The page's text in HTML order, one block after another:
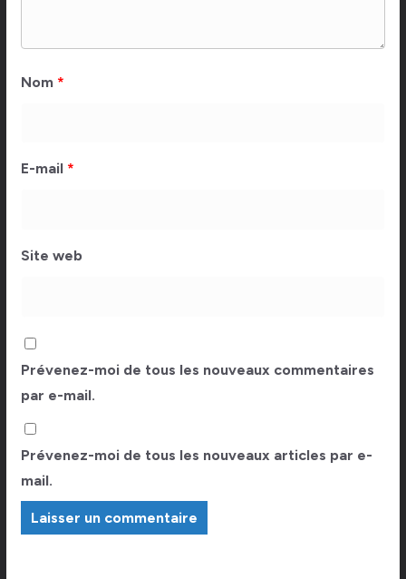
Nom *
E-mail *
Site web
Prévenez-moi de tous les nouveaux commentaires
par e-mail.
Prévenez-moi de tous les nouveaux articles par e-
mail.